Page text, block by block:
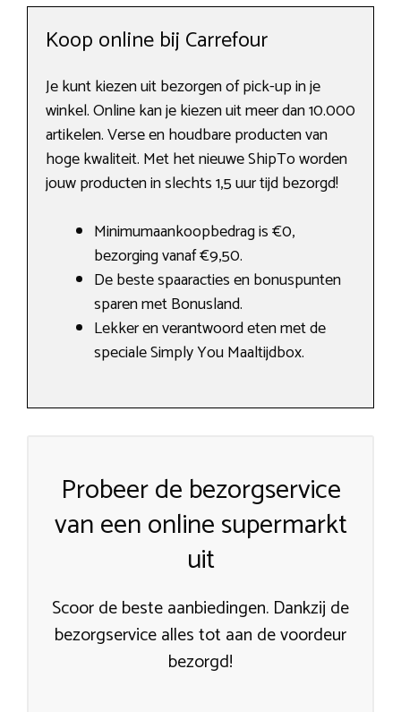
Koop online bij Carrefour
Je kunt kiezen uit bezorgen of pick-up in je
winkel. Online kan je kiezen uit meer dan 10.000
artikelen. Verse en houdbare producten van
hoge kwaliteit. Met het nieuwe ShipTo worden
jouw producten in slechts 1,5 uur tijd bezorgd!
Minimumaankoopbedrag is €0,
bezorging vanaf €9,50.
De beste spaaracties en bonuspunten
sparen met Bonusland.
Lekker en verantwoord eten met de
speciale Simply You Maaltijdbox.
Probeer de bezorgservice
van een online supermarkt
uit
Scoor de beste aanbiedingen. Dankzij de
bezorgservice alles tot aan de voordeur
bezorgd!